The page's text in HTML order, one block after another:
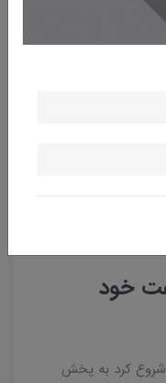
خود
شروع کرد به پخش